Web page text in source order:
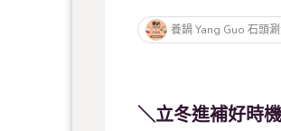
養鍋 Yang Guo 石頭
＼立冬進補好時